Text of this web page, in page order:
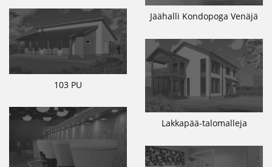
Jäähalli Kondopoga Venäjä
103 PU
Lakkapää-talomalleja